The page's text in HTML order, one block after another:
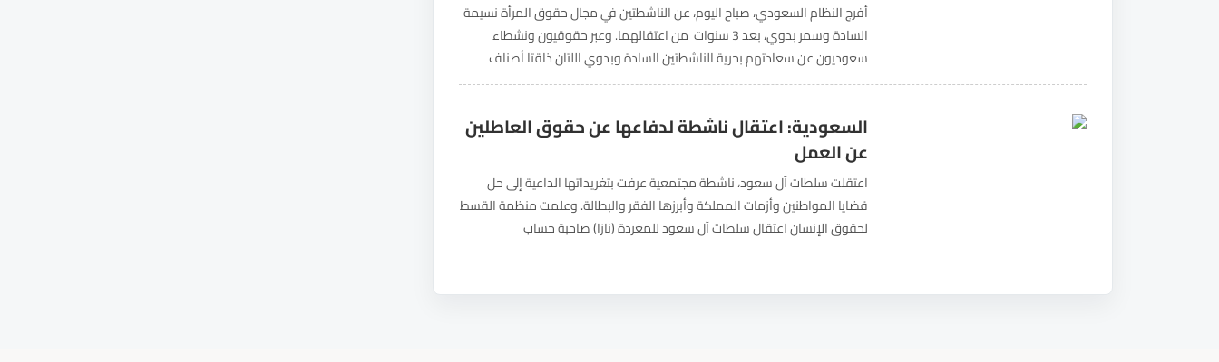
أفرج النظام السعودي، صباح اليوم، عن الناشطتين في مجال حقوق المرأة نسيمة
السادة وسمر بدوي، بعد 3 سنوات من اعتقالهما. وعبر حقوقيون ونشطاء
سعوديون عن سعادتهم بحرية الناشطتين السادة وبدوي اللتان ذاقتا أصناف
العذاب في سجون النظام السعودي. نبارك خروج...
السعودية: اعتقال ناشطة لدفاعها عن حقوق العاطلين
عن العمل
اعتقلت سلطات آل سعود، ناشطة مجتمعية عرفت بتغريداتها الداعية إلى حل
قضايا المواطنين وأزمات المملكة وأبرزها الفقر والبطالة. وعلمت منظمة القسط
لحقوق الإنسان اعتقال سلطات آل سعود للمغردة (نازا) صاحبة حساب